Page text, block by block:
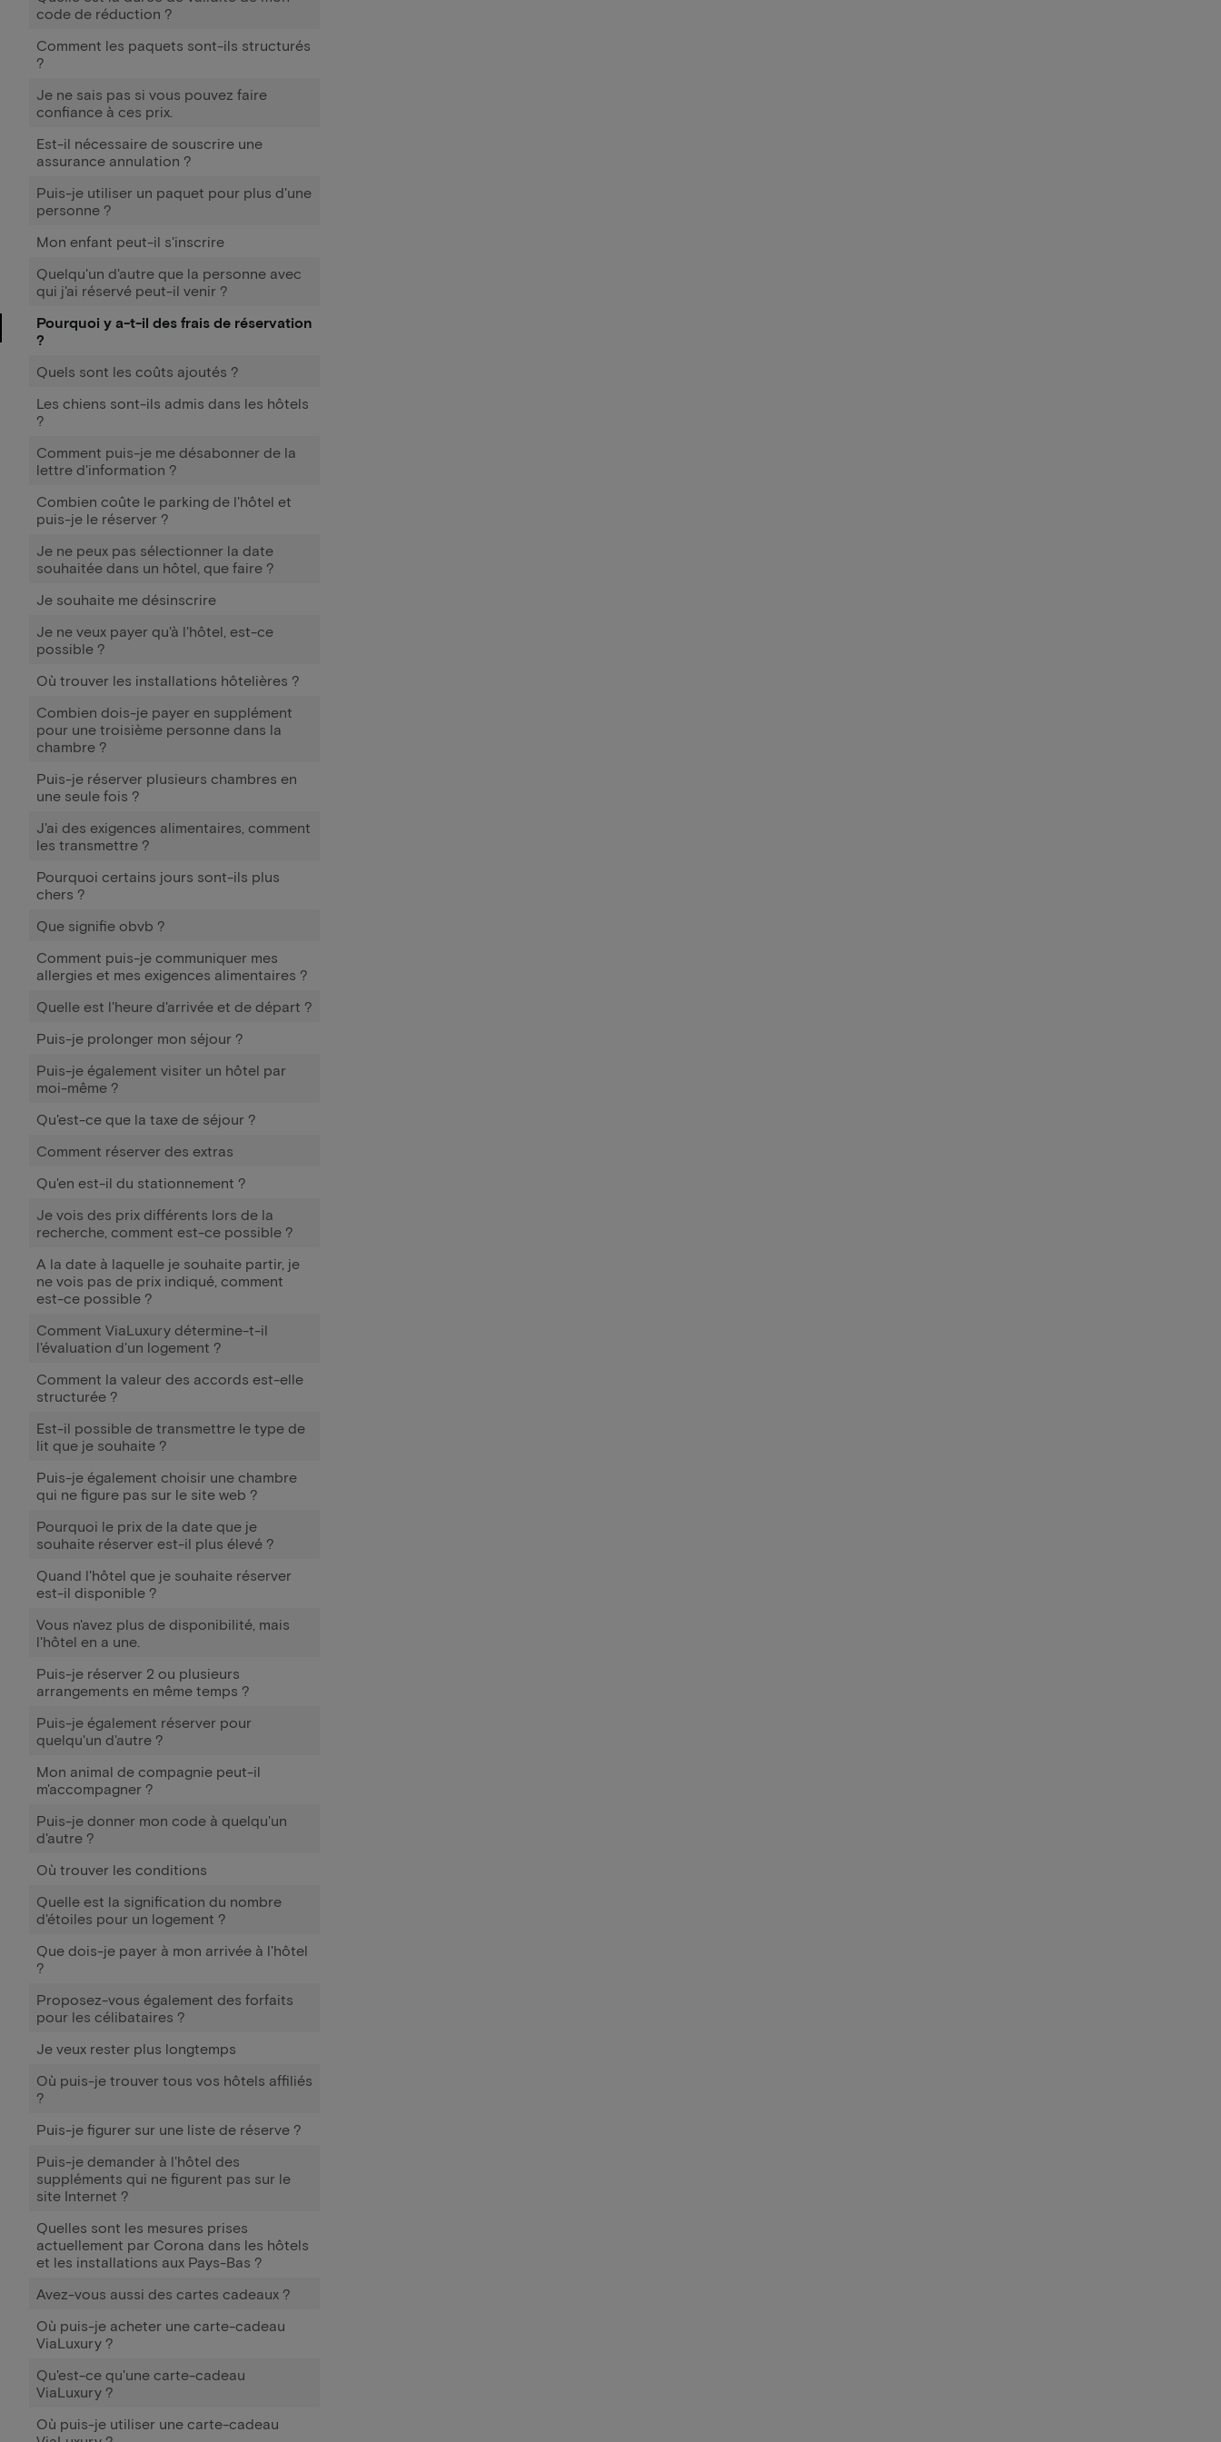
code de réduction ?
Comment les paquets sont-ils structurés
?
Je ne sais pas si vous pouvez faire
confiance à ces prix.
Est-il nécessaire de souscrire une
assurance annulation ?
Puis-je utiliser un paquet pour plus d'une
personne ?
Mon enfant peut-il s'inscrire
Quelqu'un d'autre que la personne avec
qui j'ai réservé peut-il venir ?
Pourquoi y a-t-il des frais de réservation
?
Quels sont les coûts ajoutés ?
Les chiens sont-ils admis dans les hôtels
?
Comment puis-je me désabonner de la
lettre d'information ?
Combien coûte le parking de l'hôtel et
puis-je le réserver ?
Je ne peux pas sélectionner la date
souhaitée dans un hôtel, que faire ?
Je souhaite me désinscrire
Je ne veux payer qu'à l'hôtel, est-ce
possible ?
Où trouver les installations hôtelières ?
Combien dois-je payer en supplément
pour une troisième personne dans la
chambre ?
Puis-je réserver plusieurs chambres en
une seule fois ?
J'ai des exigences alimentaires, comment
les transmettre ?
Pourquoi certains jours sont-ils plus
chers ?
Que signifie obvb ?
Comment puis-je communiquer mes
allergies et mes exigences alimentaires ?
Quelle est l'heure d'arrivée et de départ ?
Puis-je prolonger mon séjour ?
Puis-je également visiter un hôtel par
moi-même ?
Qu'est-ce que la taxe de séjour ?
Comment réserver des extras
Qu'en est-il du stationnement ?
Je vois des prix différents lors de la
recherche, comment est-ce possible ?
A la date à laquelle je souhaite partir, je
ne vois pas de prix indiqué, comment
est-ce possible ?
Comment ViaLuxury détermine-t-il
l'évaluation d'un logement ?
Comment la valeur des accords est-elle
structurée ?
Est-il possible de transmettre le type de
lit que je souhaite ?
Puis-je également choisir une chambre
qui ne figure pas sur le site web ?
Pourquoi le prix de la date que je
souhaite réserver est-il plus élevé ?
Quand l'hôtel que je souhaite réserver
est-il disponible ?
Vous n'avez plus de disponibilité, mais
l'hôtel en a une.
Puis-je réserver 2 ou plusieurs
arrangements en même temps ?
Puis-je également réserver pour
quelqu'un d'autre ?
Mon animal de compagnie peut-il
m'accompagner ?
Puis-je donner mon code à quelqu'un
d'autre ?
Où trouver les conditions
Quelle est la signification du nombre
d'étoiles pour un logement ?
Que dois-je payer à mon arrivée à l'hôtel
?
Proposez-vous également des forfaits
pour les célibataires ?
Je veux rester plus longtemps
Où puis-je trouver tous vos hôtels affiliés
?
Puis-je figurer sur une liste de réserve ?
Puis-je demander à l'hôtel des
suppléments qui ne figurent pas sur le
site Internet ?
Quelles sont les mesures prises
actuellement par Corona dans les hôtels
et les installations aux Pays-Bas ?
Avez-vous aussi des cartes cadeaux ?
Où puis-je acheter une carte-cadeau
ViaLuxury ?
Qu'est-ce qu'une carte-cadeau
ViaLuxury ?
Où puis-je utiliser une carte-cadeau